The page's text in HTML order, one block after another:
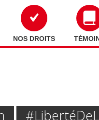
NOS DROITS
#liberté De